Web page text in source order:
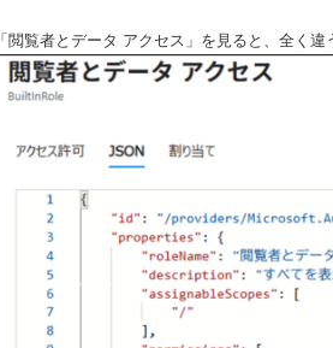
「閲覧者とデータ アクセス」を見ると、全く違